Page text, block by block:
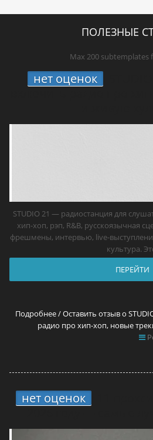
ПОЛЕЗНЫЕ
Max 200 subtemplates
нет оценок
STUDIO 21 — радиостанция для
хип-хоп, рэп, R&B, русскоязычная
фрешмены, интервью, live-
культура.
ПЕРЕЙТИ
Подробнее / Оставить отзыв о
радио про хип-хоп, новые
нет оценок